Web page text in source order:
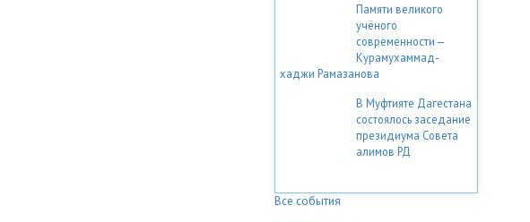
Памяти великого
учёного
современности —
Курамухаммад-
хаджи Рамазанова
В Муфтияте Дагестана
состоялось заседание
президиума Совета
алимов РД
Все события